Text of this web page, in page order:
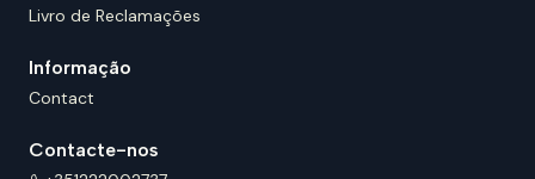
Livro de Reclamações
Informação
Contact
Contacte-nos